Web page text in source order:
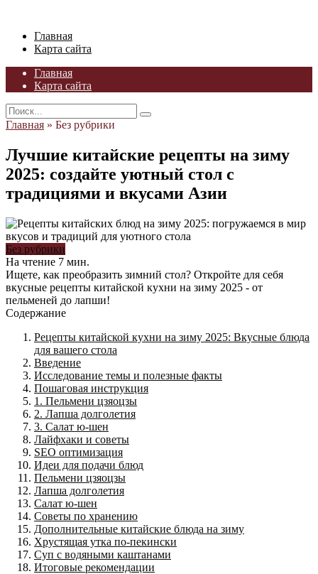
contentГлавная
Карта сайта
Главная
Карта сайта
Search
for:
Главная » Без рубрики
Лучшие китайские рецепты на зиму
2025: создайте уютный стол с
традициями и вкусами Азии
Без рубрики
На чтение 7 мин.
Ищете, как преобразить зимний стол? Откройте для себя
вкусные рецепты китайской кухни на зиму 2025 - от
пельменей до лапши!
Содержание
Рецепты китайской кухни на зиму 2025: Вкусные блюда
для вашего стола
Введение
Исследование темы и полезные факты
Пошаговая инструкция
1. Пельмени цзяоцзы
2. Лапша долголетия
3. Салат ю-шен
Лайфхаки и советы
SEO оптимизация
Идеи для подачи блюд
Пельмени цзяоцзы
Лапша долголетия
Салат ю-шен
Советы по хранению
Дополнительные китайские блюда на зиму
Хрустящая утка по-пекински
Суп с водяными каштанами
Итоговые рекомендации